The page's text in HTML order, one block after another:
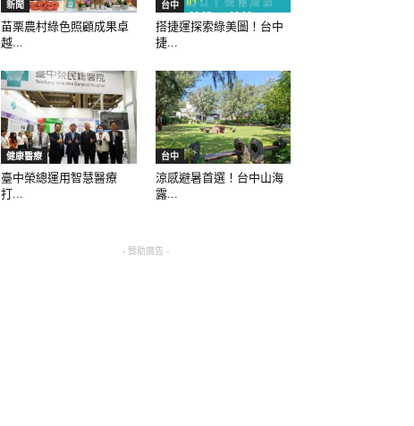
新聞
苗栗農村綠色照顧成果卓
越...
台中
搭捷運探索綠美圖！台中
捷...
健康醫療
臺中榮總運用智慧醫療
打...
台中
涼感避暑首選！台中山海
露...
- 贊助廣告 -